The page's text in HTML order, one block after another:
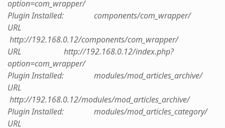
option=com_wrapper/
Plugin Installed: components/com_wrapper/
URL
http://192.168.0.12/components/com_wrapper/
URL http://192.168.0.12/index.php?
option=com_wrapper/
Plugin Installed: modules/mod_articles_archive/
URL
http://192.168.0.12/modules/mod_articles_archive/
Plugin Installed: modules/mod_articles_category/
URL